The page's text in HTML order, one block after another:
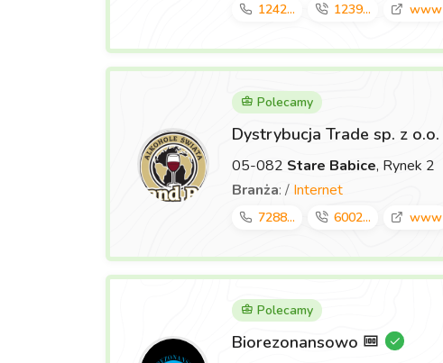
1242... 1239... www
Polecamy
Dystrybucja Trade sp. z o.o.
05-082 Stare Babice, Rynek 2
Branża: / Internet
7288... 6002... www
Polecamy
Biorezonansowo